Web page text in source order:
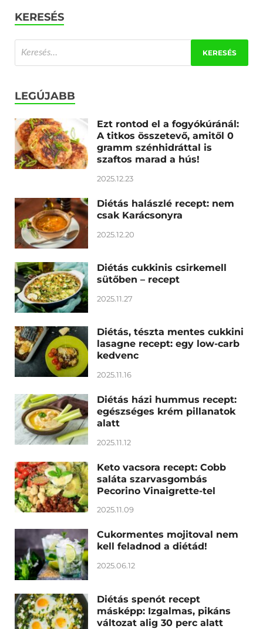
KERESÉS
LEGÚJABB
Ezt rontod el a fogyókúránál:
A titkos összetevő, amitől 0
gramm szénhidráttal is
szaftos marad a hús!
2025.12.23
Diétás halászlé recept: nem
csak Karácsonyra
2025.12.20
Diétás cukkinis csirkemell
sütőben – recept
2025.11.27
Diétás, tészta mentes cukkini
lasagne recept: egy low-carb
kedvenc
2025.11.16
Diétás házi hummus recept:
egészséges krém pillanatok
alatt
2025.11.12
Keto vacsora recept: Cobb
saláta szarvasgombás
Pecorino Vinaigrette-tel
2025.11.09
Cukormentes mojitoval nem
kell feladnod a diétád!
2025.06.12
Diétás spenót recept
másképp: Izgalmas, pikáns
változat alig 30 perc alatt